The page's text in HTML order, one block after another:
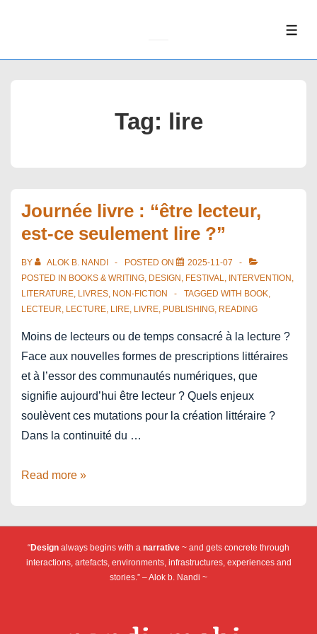
Tag: lire
Journée livre : “être lecteur,
est-ce seulement lire ?”
BY ALOK B. NANDI POSTED ON
2025-11-07
POSTED IN BOOKS & WRITING, DESIGN , FESTIVAL, INTERVENTION ,
LITERATURE, LIVRES, NON-FICTION TAGGED WITH BOOK,
LECTEUR, LECTURE, LIRE, LIVRE, PUBLISHING, READING
Moins de lecteurs ou de temps consacré à la lecture ?
Face aux nouvelles formes de prescriptions littéraires
et à l’essor des communautés numériques, que
signifie aujourd’hui être lecteur ? Quels enjeux
soulèvent ces mutations pour la création littéraire ?
Dans la continuité du …
Journée
lecteur,
Read more »
“Design always begins with a narrative ~ and gets concrete through
interactions, artefacts, environments, infrastructures, experiences and
stories.” – Alok b. Nandi ~